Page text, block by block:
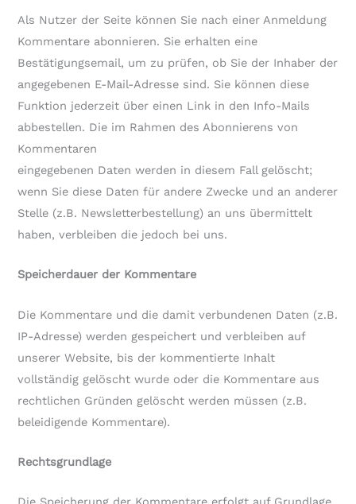
Als Nutzer der Seite können Sie nach einer Anmeldung
Kommentare abonnieren. Sie erhalten eine
Bestätigungsemail, um zu prüfen, ob Sie der Inhaber der
angegebenen E-Mail-Adresse sind. Sie können diese
Funktion jederzeit über einen Link in den Info-Mails
abbestellen. Die im Rahmen des Abonnierens von
Kommentaren
eingegebenen Daten werden in diesem Fall gelöscht;
wenn Sie diese Daten für andere Zwecke und an anderer
Stelle (z.B. Newsletterbestellung) an uns übermittelt
haben, verbleiben die jedoch bei uns.
Speicherdauer der Kommentare
Die Kommentare und die damit verbundenen Daten (z.B.
IP-Adresse) werden gespeichert und verbleiben auf
unserer Website, bis der kommentierte Inhalt
vollständig gelöscht wurde oder die Kommentare aus
rechtlichen Gründen gelöscht werden müssen (z.B.
beleidigende Kommentare).
Rechtsgrundlage